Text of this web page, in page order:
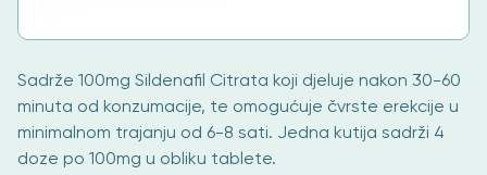
Sadrže 100mg Sildenafil Citrata koji djeluje nakon 30-60
minuta od konzumacije, te omogućuje čvrste erekcije u
minimalnom trajanju od 6-8 sati. Jedna kutija sadrži 4
doze po 100mg u obliku tablete.